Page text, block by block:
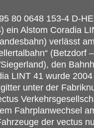
80 0648 153-4 D-
ein Alstom Coradia
verlässt
(Betzdorf
den
LINT 41 wurde
unter der
Fahrplanwechsel
der vectus